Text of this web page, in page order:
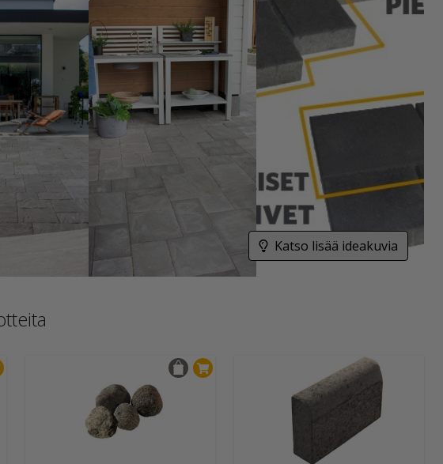
Katso lisää ideakuvia